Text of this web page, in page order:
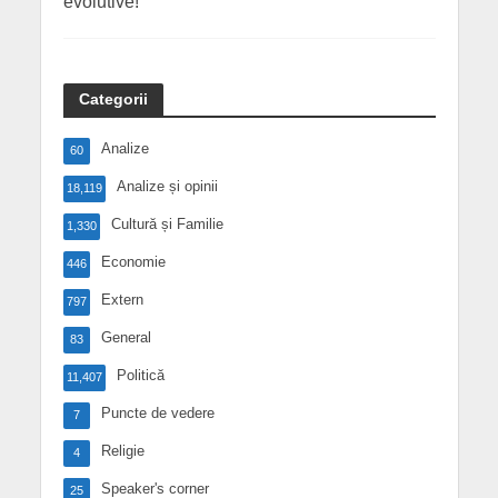
Categorii
Analize
60
Analize și opinii
18,119
Cultură și Familie
1,330
Economie
446
Extern
797
General
83
Politică
11,407
Puncte de vedere
7
Religie
4
Speaker's corner
25